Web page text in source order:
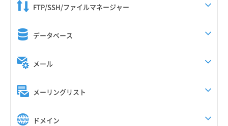
FTP/SSH/ファイルマネージャー
データベース
メール
メーリングリスト
ドメイン